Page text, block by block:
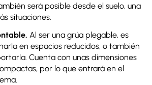
será posible desde el suelo, una
situaciones.
Al ser una grúa plegable, es
en espacios reducidos, o también
Cuenta con unas dimensiones
por lo que entrará en el